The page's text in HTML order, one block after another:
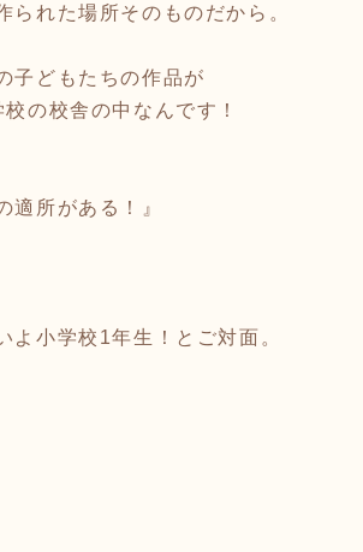
られた場所そのものだから。
子どもたちの作品が
の校舎の中なんです！
適所がある！』
よ小学校1年生！とご対面。